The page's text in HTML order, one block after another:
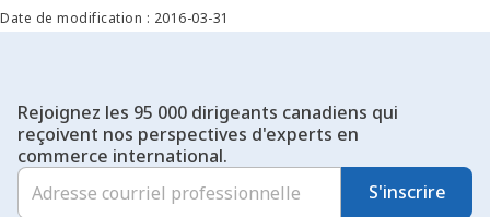
exportateurs et les secteurs canadiens à déployer leur offre à
plus grande échelle et à percer de nouveaux marchés.
Date de modification : 2016-03-31
Rejoignez les 95 000 dirigeants canadiens qui
reçoivent nos perspectives d'experts en
commerce international.
S'inscrire